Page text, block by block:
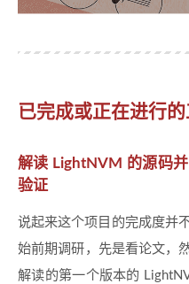
已完成或正在进行
解读 LightNVM 的源码
验证
说起来这个项目的完成度并
始前期调研，先是看论文，
解读的第一个版本的